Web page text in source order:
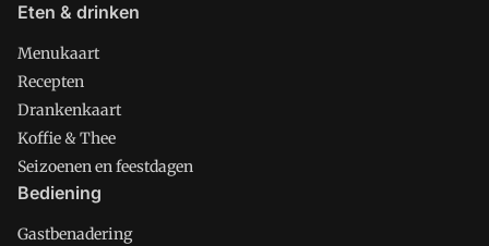
Eten & drinken
Menukaart
Recepten
Drankenkaart
Koffie & Thee
Seizoenen en feestdagen
Bediening
Gastbenadering